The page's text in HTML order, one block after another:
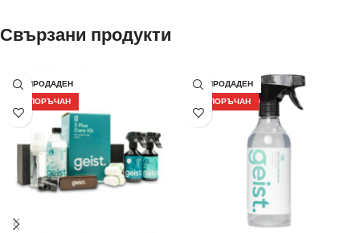
Свързани продукти
РАЗПРОДАДЕН
ПРЕПОРЪЧАН
РАЗПРОДАДЕН
ПРЕПОРЪЧАН